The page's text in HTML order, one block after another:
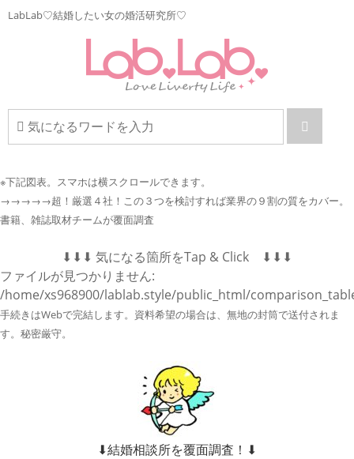
LabLab♡結婚したい女の婚活研究所♡
※下記図表。 スマホは横スクロールできます。
→→→→→超！厳選４社！この３つを検討すれば業界の９割の質をカバー。
書籍、雑誌取材チームが覆面調査
⬇︎⬇︎⬇︎ 気になる箇所をTap & Click ⬇︎⬇︎⬇︎
ファイルが見つかりません:
/home/xs968900/lablab.style/public_html/
手続きはWebで完結します。資料希望の場合は、無地の封筒で送付されま
す。秘密厳守。
⬇︎結婚相談所を覆面調査！⬇︎